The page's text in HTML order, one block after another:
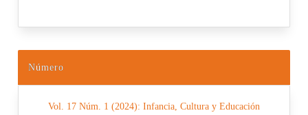
Número
Vol. 17 Núm. 1 (2024): Infancia, Cultura y Educación